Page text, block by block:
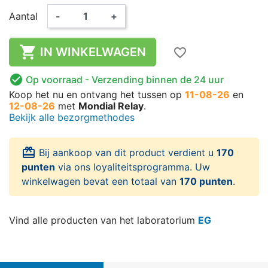
Aantal - +
 IN WINKELWAGEN
favorite_border
 Op voorraad - Verzending binnen de 24 uur
Koop het nu en ontvang het tussen op 11-08-26 en
12-08-26 met Mondial Relay.
Bekijk alle bezorgmethodes
card_giftcard Bij aankoop van dit product verdient u 170
punten via ons loyaliteitsprogramma. Uw
winkelwagen bevat een totaal van 170 punten.
Vind alle producten van het laboratorium EG